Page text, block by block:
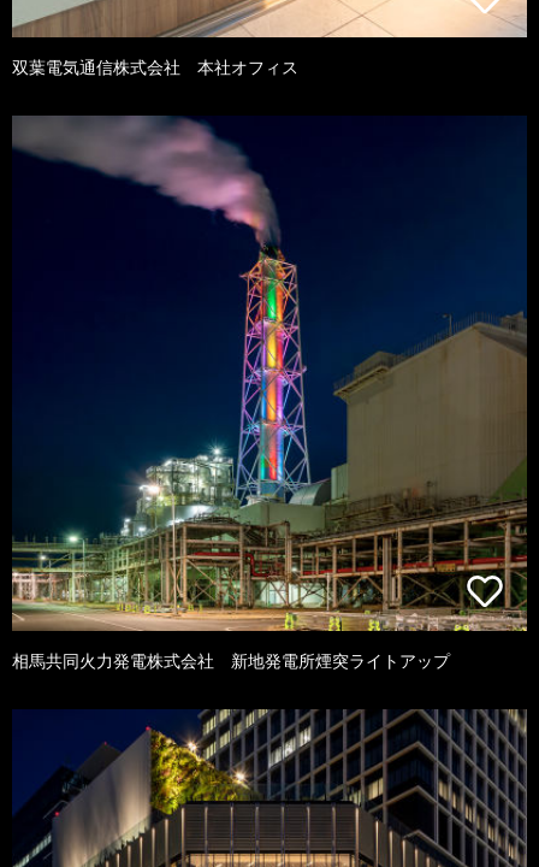
双葉電気通信株式会社 本社オフィス
相馬共同火力発電株式会社 新地発電所煙突ライトアップ